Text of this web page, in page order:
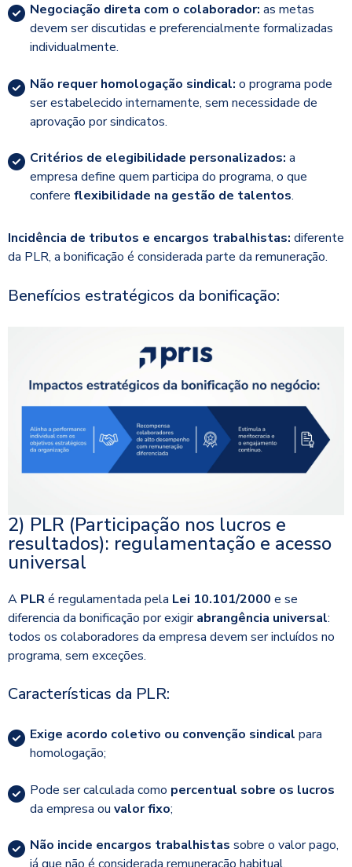
Negociação direta com o colaborador: as metas
devem ser discutidas e preferencialmente formalizadas
individualmente.
Não requer homologação sindical: o programa pode
ser estabelecido internamente, sem necessidade de
aprovação por sindicatos.
Critérios de elegibilidade personalizados: a
empresa define quem participa do programa, o que
confere flexibilidade na gestão de talentos.
Incidência de tributos e encargos trabalhistas: diferente
da PLR, a bonificação é considerada parte da remuneração.
Benefícios estratégicos da bonificação:
2) PLR (Participação nos lucros e
resultados): regulamentação e acesso
universal
A PLRé regulamentada pela Lei 10.101/2000 e se
diferencia da bonificação por exigirabrangência universal:
todos os colaboradores da empresa devem ser incluídos no
programa, sem exceções.
Características da PLR:
Exige acordo coletivo ou convenção sindical para
homologação;
Pode ser calculada como percentual sobre os lucros
da empresa ou valor fixo;
Não incide encargos trabalhistas sobre o valor pago,